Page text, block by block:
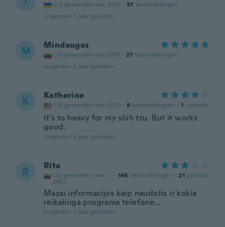
Lid geworden van 2020 · 37 beoordelingen
ongeveer 5 jaar geleden
M Mindaugas
Lid geworden van 2019 · 27 beoordelingen
ongeveer 5 jaar geleden
K Katherine
Lid geworden van 2020 · 9 beoordelingen · 1 uploads
It's to heavy for my shih tzu. But it works
good.
ongeveer 5 jaar geleden
R Rita
Lid geworden van
2017
· 146 beoordelingen · 21 uploads
Mazai informacijos kaip naudotis ir kokia
reikalinga programa telefone...
ongeveer 5 jaar geleden